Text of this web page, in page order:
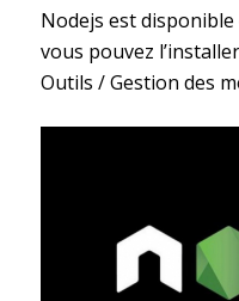
Nodejs est
vous pouvez
Outils / Gestion des